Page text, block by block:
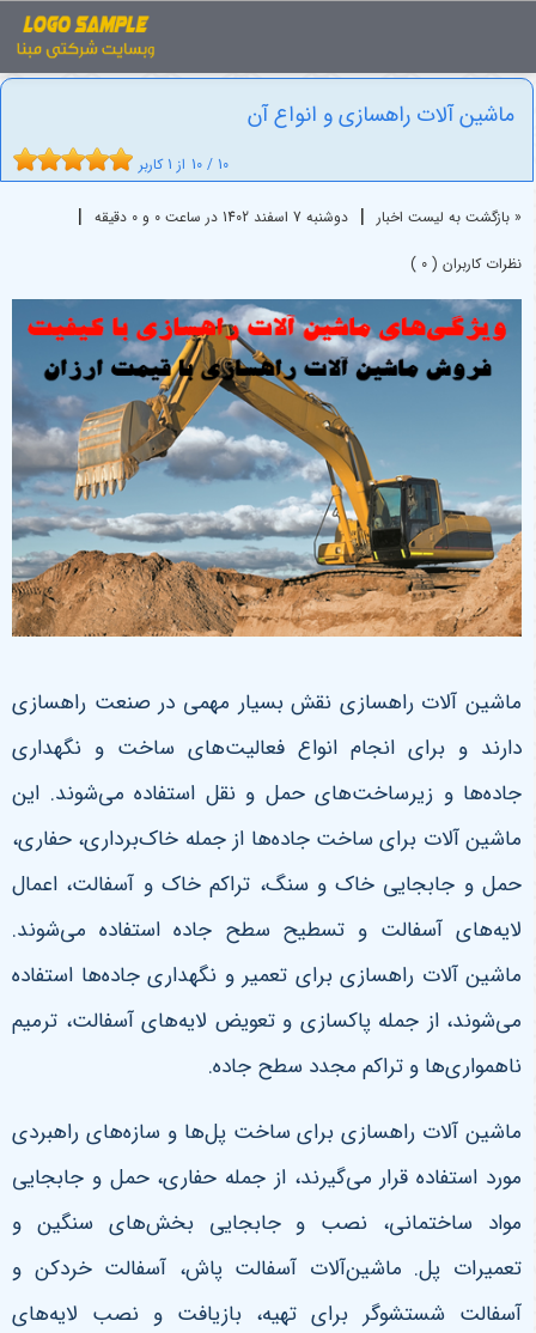
ماشین آلات راهسازی و انواع آن
ماشین آلات راهسازی و انواع آن
10 / 10 از 1 کاربر
« بازگشت به لیست اخبار | دوشنبه 7 اسفند 1402 در ساعت 0 و 0 دقیقه |
نظرات کاربران ( 0 )
ماشین ‌آلات راهسازی نقش بسیار مهمی در صنعت راهسازی
دارند و برای انجام انواع فعالیت‌های ساخت و نگهداری
جاده‌ها و زیرساخت‌های حمل و نقل استفاده می‌شوند. این
ماشین‌ آلات برای ساخت جاده‌ها از جمله خاک‌برداری، حفاری،
حمل و جابجایی خاک و سنگ، تراکم خاک و آسفالت، اعمال
لایه‌های آسفالت و تسطیح سطح جاده استفاده می‌شوند.
ماشین آلات راهسازی برای تعمیر و نگهداری جاده‌ها استفاده
می‌شوند، از جمله پاکسازی و تعویض لایه‌های آسفالت، ترمیم
ناهمواری‌ها و تراکم مجدد سطح جاده.
ماشین ‌آلات راهسازی برای ساخت پل‌ها و سازه‌های راهبردی
مورد استفاده قرار می‌گیرند، از جمله حفاری، حمل و جابجایی
مواد ساختمانی، نصب و جابجایی بخش‌های سنگین و
تعمیرات پل. ماشین‌آلات آسفالت پاش، آسفالت خردکن و
آسفالت شستشوگر برای تهیه، بازیافت و نصب لایه‌های